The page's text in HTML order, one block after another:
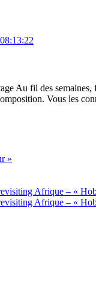
Au fil des
Vous les
»
Afrique – «
Afrique – «